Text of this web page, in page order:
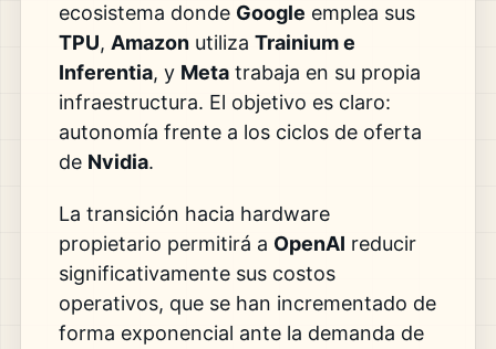
ecosistema donde Google emplea sus
TPU, Amazonutiliza Trainium e
Inferentia, y Metatrabaja en su propia
infraestructura. El objetivo es claro:
autonomía frente a los ciclos de oferta
de Nvidia.
La transición hacia hardware
propietario permitirá a OpenAI reducir
significativamente sus costos
operativos, que se han incrementado de
forma exponencial ante la demanda de